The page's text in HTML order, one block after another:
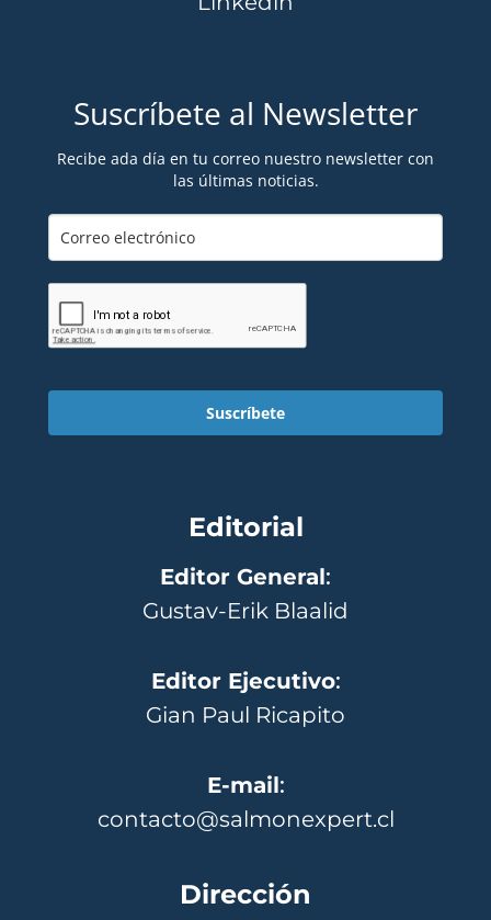
Suscríbete al Newsletter
Recibe ada día en tu correo nuestro newsletter con
las últimas noticias.
Suscríbete
Editorial
Editor General:
Gustav-Erik Blaalid
Editor Ejecutivo:
Gian Paul Ricapito
E-mail:
contacto@salmonexpert.cl
Dirección